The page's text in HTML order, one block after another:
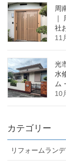
周
｜
社
11
光
水
ム
10
カテゴリー
リフォームラン